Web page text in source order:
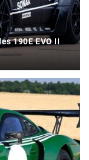
190E EVO II